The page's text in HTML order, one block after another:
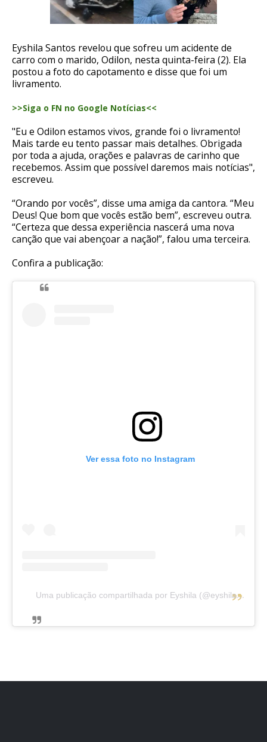
Eyshila Santos revelou que sofreu um acidente de
carro com o marido, Odilon, nesta quinta-feira (2). Ela
postou a foto do capotamento e disse que foi um
livramento.
>>Siga o FN no Google Notícias<<
"Eu e Odilon estamos vivos, grande foi o livramento!
Mais tarde eu tento passar mais detalhes. Obrigada
por toda a ajuda, orações e palavras de carinho que
recebemos. Assim que possível daremos mais notícias",
escreveu.
“Orando por vocês”, disse uma amiga da cantora. “Meu
Deus! Que bom que vocês estão bem”, escreveu outra.
“Certeza que dessa experiência nascerá uma nova
canção que vai abençoar a nação!”, falou uma terceira.
Confira a publicação:
Ver essa foto no Instagram
Uma publicação compartilhada por Eyshila (@eyshilasantos)